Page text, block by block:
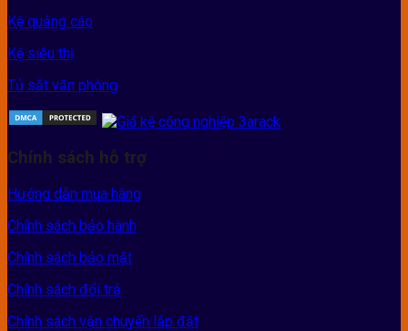
Kệ quảng cáo
Kệ siêu thị
Tủ sắt văn phòng
Chính sách hỗ trợ
Hướng dẫn mua hàng
Chính sách bảo hành
Chính sách bảo mật
Chính sách đổi trả
Chính sách vận chuyển lắp đặt